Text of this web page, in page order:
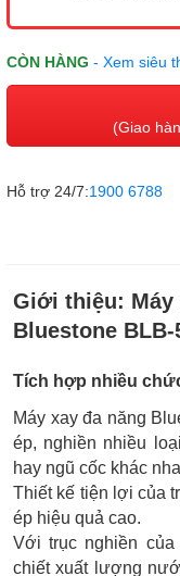
CÒN HÀNG - Xem siêu
(Giao
Hỗ trợ 24/7:1900 6788
Giới thiệu:
Bluestone BLB-
Tích hợp nhiều
Máy xay đa năng
ép, nghiền nhiều
hay ngũ cốc khác
Thiết kế tiện lợi của
ép hiệu quả cao.
Với trục nghiền
chiết xuất lượng